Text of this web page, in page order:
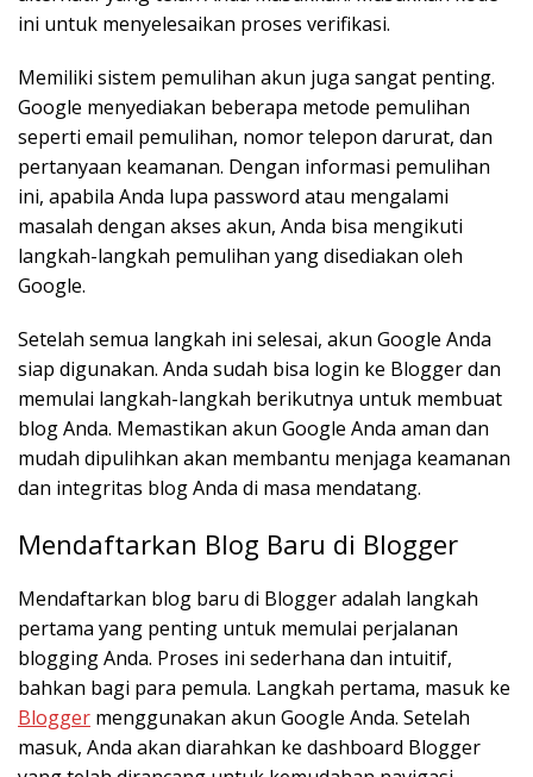
ini untuk menyelesaikan proses verifikasi.
Memiliki sistem pemulihan akun juga sangat penting.
Google menyediakan beberapa metode pemulihan
seperti email pemulihan, nomor telepon darurat, dan
pertanyaan keamanan. Dengan informasi pemulihan
ini, apabila Anda lupa password atau mengalami
masalah dengan akses akun, Anda bisa mengikuti
langkah-langkah pemulihan yang disediakan oleh
Google.
Setelah semua langkah ini selesai, akun Google Anda
siap digunakan. Anda sudah bisa login ke Blogger dan
memulai langkah-langkah berikutnya untuk membuat
blog Anda. Memastikan akun Google Anda aman dan
mudah dipulihkan akan membantu menjaga keamanan
dan integritas blog Anda di masa mendatang.
Mendaftarkan Blog Baru di Blogger
Mendaftarkan blog baru di Blogger adalah langkah
pertama yang penting untuk memulai perjalanan
blogging Anda. Proses ini sederhana dan intuitif,
bahkan bagi para pemula. Langkah pertama, masuk ke
Blogger menggunakan akun Google Anda. Setelah
masuk, Anda akan diarahkan ke dashboard Blogger